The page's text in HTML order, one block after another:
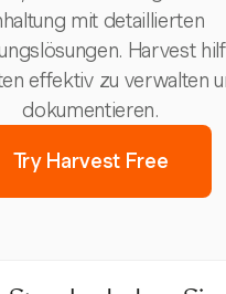
mit detaillierten
Harvest
effektiv zu verwalten
dokumentieren.
Try Harvest Free